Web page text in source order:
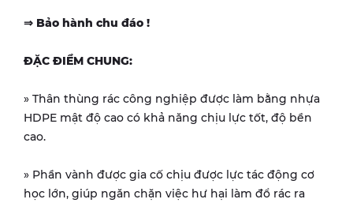
⇒ Bảo hành chu đáo !
ĐẶC ĐIỂM CHUNG:
» Thân thùng rác công nghiệp được làm bằng nhựa
HDPE mật độ cao có khả năng chịu lực tốt, độ bền
cao.
» Phần vành được gia cố chịu được lực tác động cơ
học lớn, giúp ngăn chặn việc hư hại làm đổ rác ra